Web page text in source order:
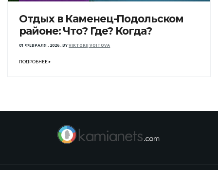
Отдых в Каменец-Подольском
районе: Что? Где? Когда?
01 ФЕВРАЛЯ , 2026,BYVIKTORIJ VOITOVA
ПОДРОБНЕЕ